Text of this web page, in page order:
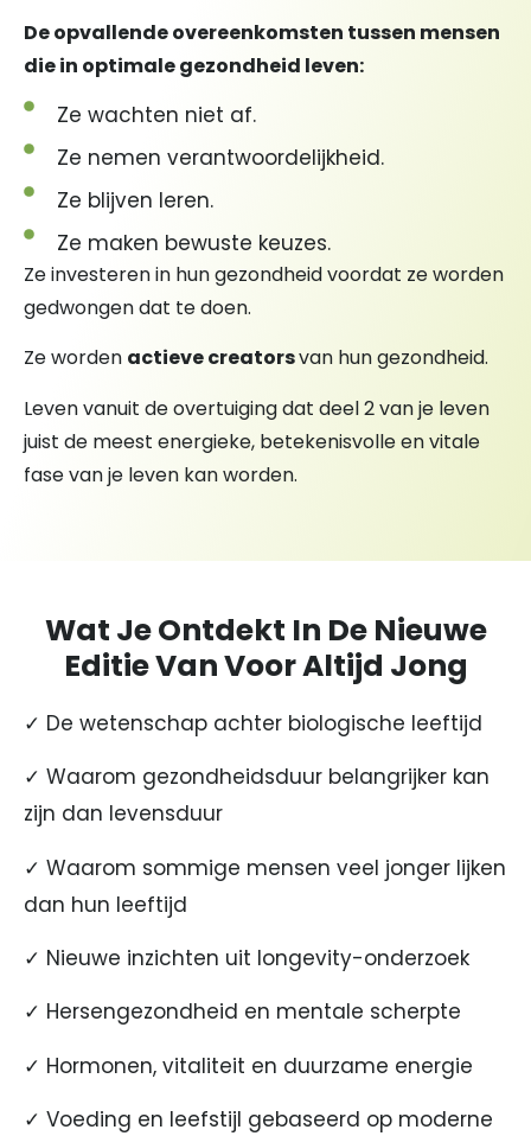
De opvallende overeenkomsten tussen mensen
die in optimale gezondheid leven:
Ze wachten niet af.
Ze nemen verantwoordelijkheid.
Ze blijven leren.
Ze maken bewuste keuzes.
Ze investeren in hun gezondheid voordat ze worden
gedwongen dat te doen.
Ze worden actieve creatorsvan hun gezondheid.
Leven vanuit de overtuiging dat deel 2 van je leven
juist de meest energieke, betekenisvolle en vitale
fase van je leven kan worden.
Wat Je Ontdekt In De Nieuwe
Editie Van Voor Altijd Jong
✓ De wetenschap achter biologische leeftijd
✓ Waarom gezondheidsduur belangrijker kan
zijn dan levensduur
✓ Waarom sommige mensen veel jonger lijken
dan hun leeftijd
✓ Nieuwe inzichten uit longevity-onderzoek
✓ Hersengezondheid en mentale scherpte
✓ Hormonen, vitaliteit en duurzame energie
✓ Voeding en leefstijl gebaseerd op moderne